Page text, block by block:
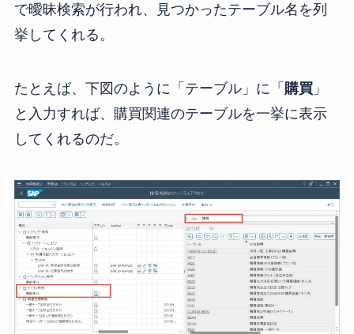
で曖昧検索が行われ、見つかったテーブル名を列
挙してくれる。
たとえば、下図のように「テーブル」に「 購買」
と入力すれば、購買関連のテーブルを一挙に表示
してくれるのだ。